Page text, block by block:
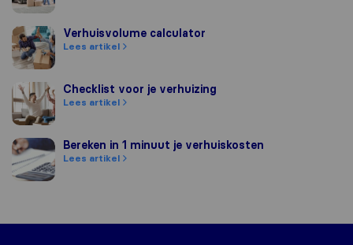
Verhuisvolume calculator
Verhuisvolume calculator
Lees artikel
Checklist voor je verhuizing
Checklist voor je verhuizing
Lees artikel
Bereken in 1 minuut je verhuiskosten
Bereken in 1 minuut je verhuiskosten
Lees artikel